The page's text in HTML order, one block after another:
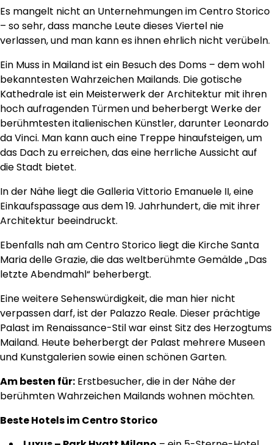
Es mangelt nicht an Unternehmungen im Centro Storico
– so sehr, dass manche Leute dieses Viertel nie
verlassen, und man kann es ihnen ehrlich nicht verübeln.
Ein Muss in Mailand ist ein Besuch des Doms – dem wohl
bekanntesten Wahrzeichen Mailands. Die gotische
Kathedrale ist ein Meisterwerk der Architektur mit ihren
hoch aufragenden Türmen und beherbergt Werke der
berühmtesten italienischen Künstler, darunter Leonardo
da Vinci. Man kann auch eine Treppe hinaufsteigen, um
das Dach zu erreichen, das eine herrliche Aussicht auf
die Stadt bietet.
In der Nähe liegt die Galleria Vittorio Emanuele II, eine
Einkaufspassage aus dem 19. Jahrhundert, die mit ihrer
Architektur beeindruckt.
Ebenfalls nah am Centro Storico liegt die Kirche Santa
Maria delle Grazie, die das weltberühmte Gemälde „Das
letzte Abendmahl“ beherbergt.
Eine weitere Sehenswürdigkeit, die man hier nicht
verpassen darf, ist der Palazzo Reale. Dieser prächtige
Palast im Renaissance-Stil war einst Sitz des Herzogtums
Mailand. Heute beherbergt der Palast mehrere Museen
und Kunstgalerien sowie einen schönen Garten.
Am besten für: Erstbesucher, die in der Nähe der
berühmten Wahrzeichen Mailands wohnen möchten.
Beste Hotels im Centro Storico